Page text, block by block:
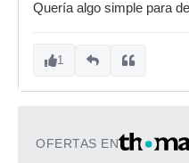
Quería algo simple para
1
OFERTAS EN